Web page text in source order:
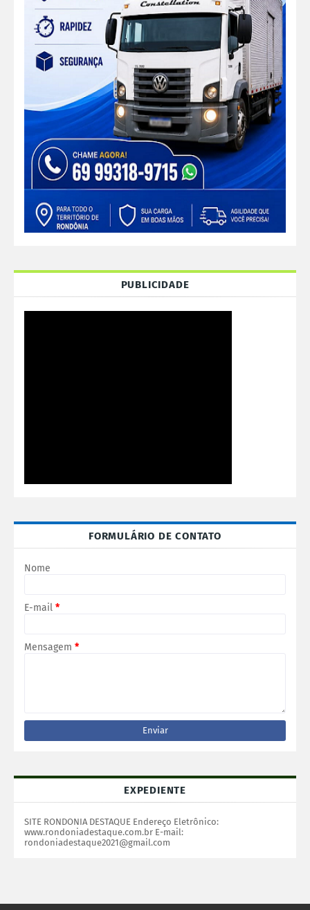
PUBLICIDADE
FORMULÁRIO DE CONTATO
Nome
E-mail *
Mensagem *
EXPEDIENTE
SITE RONDONIA DESTAQUE Endereço Eletrônico:
www.rondoniadestaque.com.br E-mail:
rondoniadestaque2021@gmail.com